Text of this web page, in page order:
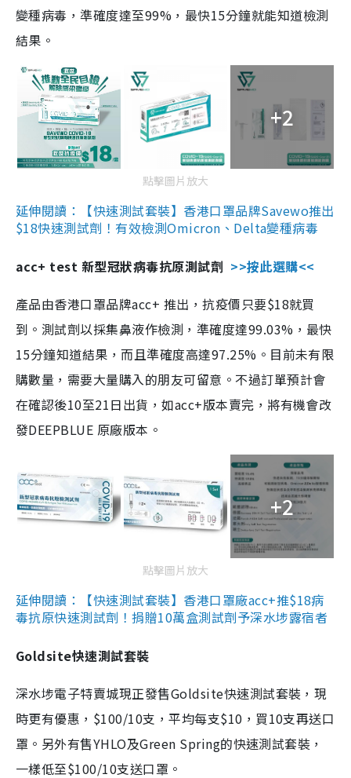
變種病毒，準確度達至99%，最快15分鐘就能知道檢測
結果。
+2
點擊圖片放大
延伸閱讀：【快速測試套裝】香港口罩品牌Savewo推出
$18快速測試劑！有效檢測Omicron、Delta變種病毒
acc+ test 新型冠狀病毒抗原測試劑 >>按此選購<<
產品由香港口罩品牌acc+ 推出，抗疫價只要$18就買
到。測試劑以採集鼻液作檢測，準確度達99.03%，最快
15分鐘知道結果，而且準確度高達97.25%。目前未有限
購數量，需要大量購入的朋友可留意。不過訂單預計會
在確認後10至21日出貨，如acc+版本賣完，將有機會改
發DEEPBLUE 原廠版本。
+2
點擊圖片放大
延伸閱讀：【快速測試套裝】香港口罩廠acc+推$18病
毒抗原快速測試劑！捐贈10萬盒測試劑予深水埗露宿者
Goldsite快速測試套裝
深水埗電子特賣城現正發售Goldsite快速測試套裝，現
時更有優惠，$100/10支，平均每支$10，買10支再送口
罩。另外有售YHLO及Green Spring的快速測試套裝，
一樣低至$100/10支送口罩。